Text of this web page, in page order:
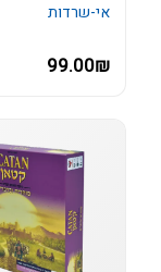
אי-שרדות
99.00₪